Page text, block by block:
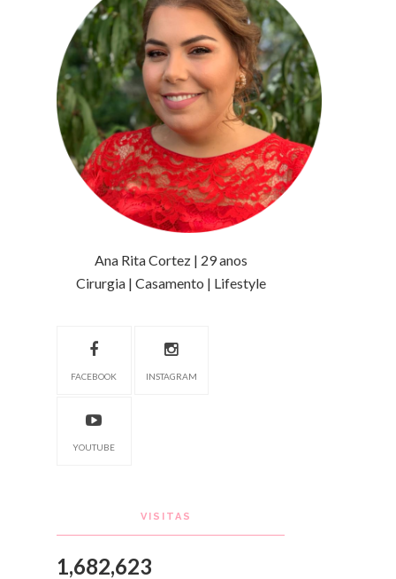
Ana Rita Cortez | 29 anos
Cirurgia | Casamento | Lifestyle
FACEBOOK INSTAGRAM
YOUTUBE
VISITAS
1,682,623